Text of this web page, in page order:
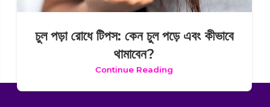
চুল পড়া রোধে টিপস: কেন চুল পড়ে এবং কীভাবে
থামাবেন?
Continue Reading